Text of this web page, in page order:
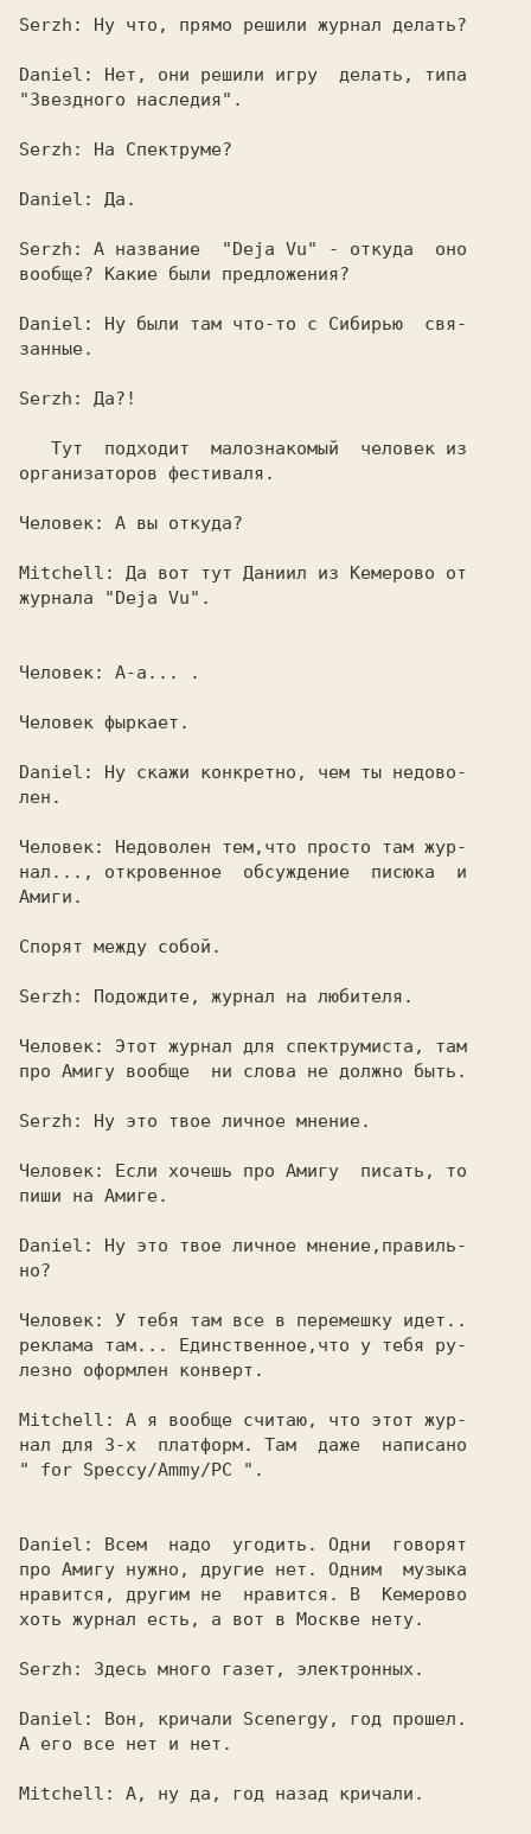
Serzh: Ну что, прямо решили журнал делать?
Daniel: Нет, они решили игру  делать, типа
"Звездного наследия".
Serzh: На Спектруме?
Daniel: Да.
Serzh: A название "Deja Vu"
- откуда  оно
вообще? Какие были предложения?
Daniel: Ну были там что-то с Сибирью  свя-
занные.
Serzh: Да?!
организаторов фестиваля.
Человек: А вы откуда?
Mitchell: Да вот тут Даниил из Кемерово от
журнала
"Deja Vu".
Человек: А-а... .
Человек фыркает.
Daniel: Ну скажи конкретно, чем ты недово-
лен.
Человек: Недоволен тем,что просто там жур-
нал..., откровенное  обсуждение  писюка  и
Амиги.
Спорят между собой.
Serzh: Подождите, журнал на любителя.
Человек: Этот журнал для спектрумиста, там
про Амигу вообще  ни слова не должно быть.
Serzh: Ну это твое личное мнение.
Человек: Если хочешь про Амигу  писать, то
пиши на Амиге.
Daniel: Ну это твое личное мнение,правиль-
но?
Человек: У тебя там все в перемешку идет..
реклама там... Единственное,что у тебя ру-
лезно оформлен конверт.
Mitchell: А я вообще считаю, что этот жур-
" for Speccy/Ammy/PC ".
Daniel: Всем  надо  угодить. Одни  говорят
про Амигу нужно, другие нет. Одним  музыка
нравится, другим не  нравится. В  Кемерово
хоть журнал есть, а вот в Москве нету.
Serzh: Здесь много газет, электронных.
Daniel: Вон, кричали Scenergy, год прошел.
А его все нет и нет.
Mitchell: А, ну да, год назад кричали.